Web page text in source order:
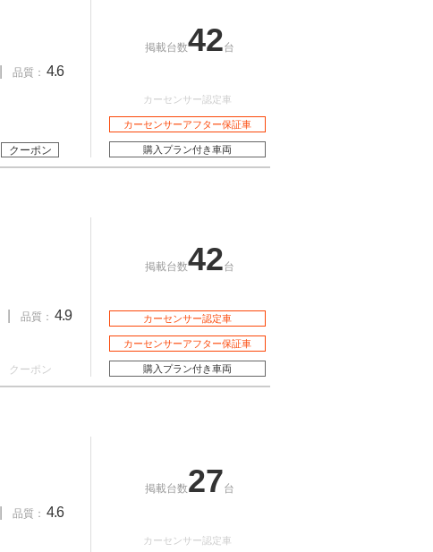
品質： 4.6
クーポン
掲載台数42台
カーセンサー認定車
カーセンサーアフター保証車
購入プラン付き車両
品質： 4.9
クーポン
掲載台数42台
カーセンサー認定車
カーセンサーアフター保証車
購入プラン付き車両
品質： 4.6
掲載台数27台
カーセンサー認定車